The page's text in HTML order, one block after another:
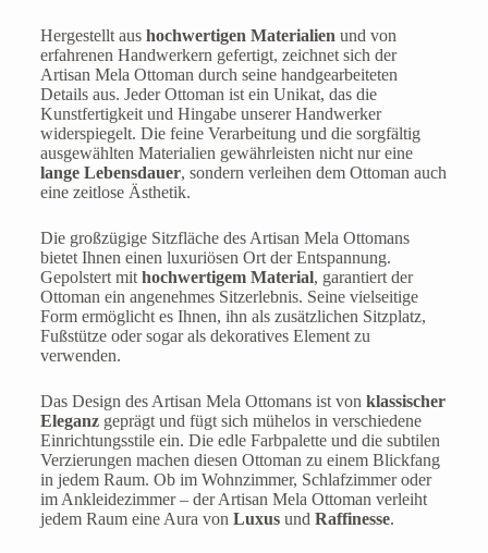
Hergestellt aus hochwertigen Materialien und von
erfahrenen Handwerkern gefertigt, zeichnet sich der
Artisan Mela Ottoman durch seine handgearbeiteten
Details aus. Jeder Ottoman ist ein Unikat, das die
Kunstfertigkeit und Hingabe unserer Handwerker
widerspiegelt. Die feine Verarbeitung und die sorgfältig
ausgewählten Materialien gewährleisten nicht nur eine
lange Lebensdauer, sondern verleihen dem Ottoman auch
eine zeitlose Ästhetik.
Die großzügige Sitzfläche des Artisan Mela Ottomans
bietet Ihnen einen luxuriösen Ort der Entspannung.
Gepolstert mit hochwertigem Material, garantiert der
Ottoman ein angenehmes Sitzerlebnis. Seine vielseitige
Form ermöglicht es Ihnen, ihn als zusätzlichen Sitzplatz,
Fußstütze oder sogar als dekoratives Element zu
verwenden.
Das Design des Artisan Mela Ottomans ist von klassischer
Eleganz geprägt und fügt sich mühelos in verschiedene
Einrichtungsstile ein. Die edle Farbpalette und die subtilen
Verzierungen machen diesen Ottoman zu einem Blickfang
in jedem Raum. Ob im Wohnzimmer, Schlafzimmer oder
im Ankleidezimmer – der Artisan Mela Ottoman verleiht
jedem Raum eine Aura von Luxus und Raffinesse.